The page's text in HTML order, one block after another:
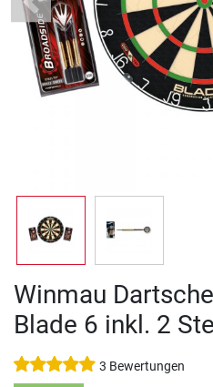
Previous
Winmau
Blade 6 inkl. 2
3 Bewertungen